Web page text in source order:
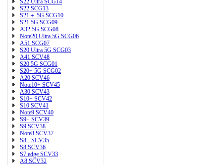
S22 Ultra SCG14
S22 SCG13
S21＋ 5G SCG10
S21 5G SCG09
A32 5G SCG08
Note20 Ultra 5G SCG06
A51 SCG07
S20 Ultra 5G SCG03
A41 SCV48
S20 5G SCG01
S20+ 5G SCG02
A20 SCV46
Note10+ SCV45
A30 SCV43
S10+ SCV42
S10 SCV41
Note9 SCV40
S9+ SCV39
S9 SCV38
Note8 SCV37
S8+ SCV35
S8 SCV36
S7 edge SCV33
A8 SCV32